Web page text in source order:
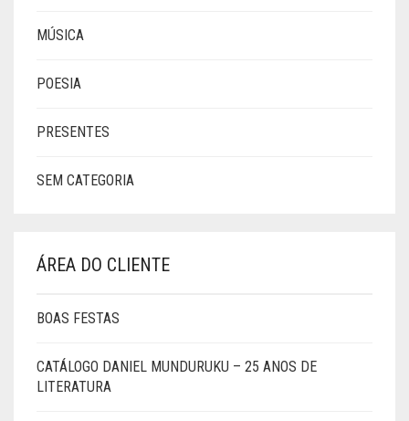
MÚSICA
POESIA
PRESENTES
SEM CATEGORIA
ÁREA DO CLIENTE
BOAS FESTAS
CATÁLOGO DANIEL MUNDURUKU – 25 ANOS DE
LITERATURA